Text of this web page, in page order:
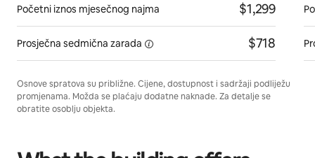
Početni iznos mjesečnog najma $1,299
Prosječna sedmična zarada $718
Osnove spratova su približne. Cijene, dostupnost i sadržaji podliježu
promjenama. Možda se plaćaju dodatne naknade. Za detalje se
obratite osoblju objekta.